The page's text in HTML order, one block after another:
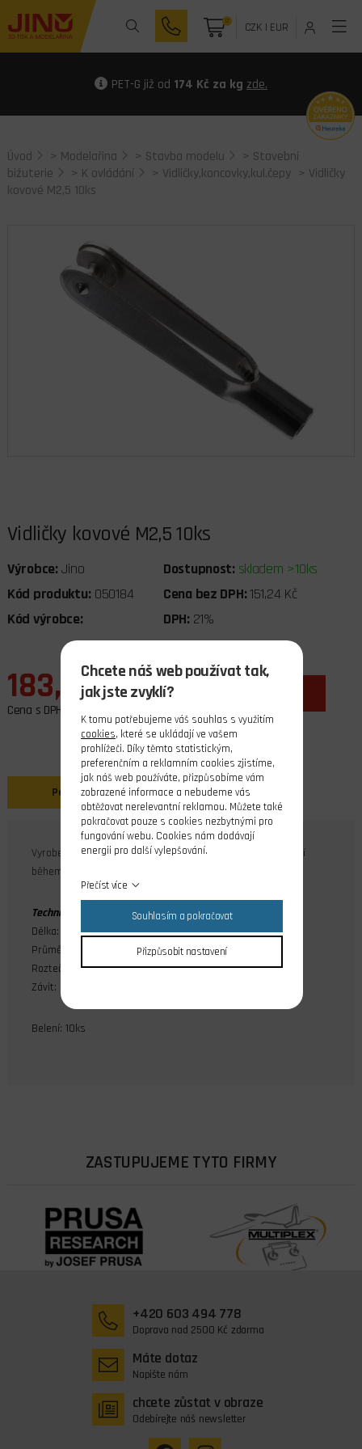
0 CZK| EUR
PET-G již od 174 Kč za kg zde.
Úvod > Modelařina > Stavba modelu > Stavební
bižuterie
> K ovládání > Vidličky,koncovky,kul.čepy > Vidličky
kovové M2,5 10ks
Vidličky kovové M2,5 10ks
Výrobce: Jino Dostupnost: skladem >10ks
Kód produktu: 050184 Cena bez DPH:151,24 Kč
Kód výrobce:
DPH: 21%
183,00 Kč
Cena s DPH
Popis
Vyrobeno z vysoce kvalitní pružinové oceli která se neunaví
během používání. Proti rzi chráněno pozinkováním.
Technické parametry:
Délka: 30,2 mm
Průměr čepu: 1,6 mm
Rozteč pro páku: 2,6mm
Závit: M2,5
Belení: 10ks
ZASTUPUJEME TYTO FIRMY
+420 603 494 778
Doprava nad 2500 Kč zdarma
Máte dotaz
Napište nám
chcete zůstat v obraze
Odebírejte náš newsletter
Chcete náš web používat tak,
jak jste zvyklí?
K tomu potřebujeme váš souhlas s využitím
cookies, které se ukládají ve vašem
prohlížeči. Díky těmto statistickým,
preferenčním a reklamním cookies zjistíme,
jak náš web používáte, přizpůsobíme vám
zobrazené informace a nebudeme vás
obtěžovat nerelevantní reklamou. Můžete také
pokračovat pouze s cookies nezbytnými pro
fungování webu. Cookies nám dodávají
energii pro další vylepšování.
Přečíst více
Souhlasím a pokračovat
Přizpůsobit nastavení